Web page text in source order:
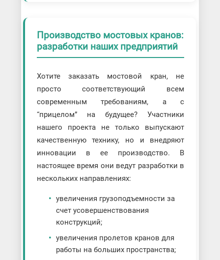
Производство мостовых кранов:
разработки наших предприятий
Хотите заказать мостовой кран, не
просто соответствующий всем
современным требованиям, а с
“прицелом” на будущее? Участники
нашего проекта не только выпускают
качественную технику, но и внедряют
инновации в ее производство. В
настоящее время они ведут разработки в
нескольких направлениях:
увеличения грузоподъемности за
счет усовершенствования
конструкций;
увеличения пролетов кранов для
работы на больших пространства;